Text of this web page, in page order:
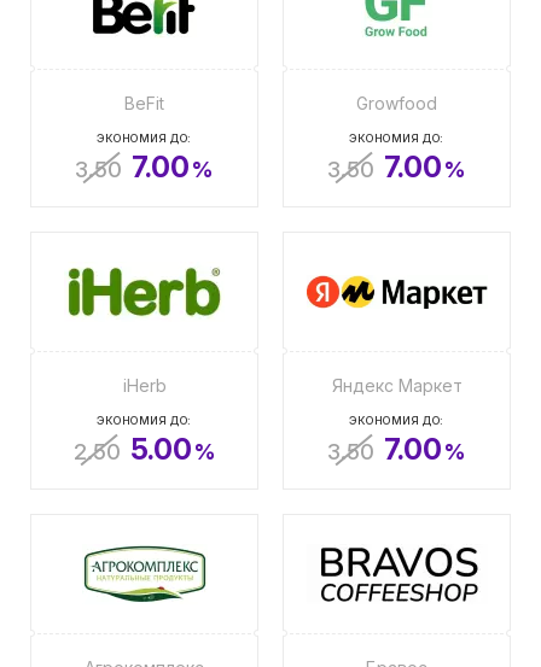
BeFit
ЭКОНОМИЯ ДО:
3.50 7.00%
Growfood
ЭКОНОМИЯ ДО:
3.50 7.00%
iHerb
ЭКОНОМИЯ ДО:
2.50 5.00%
Яндекс Маркет
ЭКОНОМИЯ ДО:
3.50 7.00%